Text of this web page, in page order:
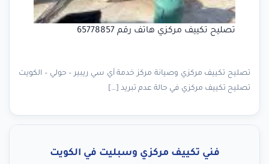
تصليح تكييف مركزي هاتف رقم 65778857
تصليح تكييف مركزي وصيانة مركز خدمة أي سي ريبير – حولي – الكويت
تصليح تكييف مركزي في حالة عدم تبريد […]
فني تكييف مركزي وسبليت في الكويت